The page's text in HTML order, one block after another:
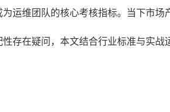
运维团队的核心考核指标。当下市场
存在疑问，本文结合行业标准与实战